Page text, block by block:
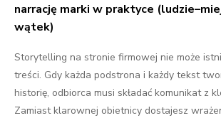
narrację marki w praktyce
wątek)
Storytelling na stronie firmowej nie może
treści. Gdy każda podstrona i każdy tekst
historię, odbiorca musi składać komunikat z
Zamiast klarownej obietnicy dostajesz